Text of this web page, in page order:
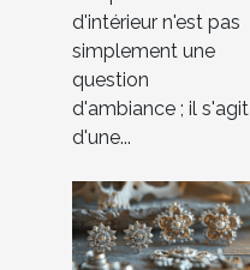
gamme
d'intérieur n'est pas
simplement une
question
d'ambiance ; il s'agit
d'une...